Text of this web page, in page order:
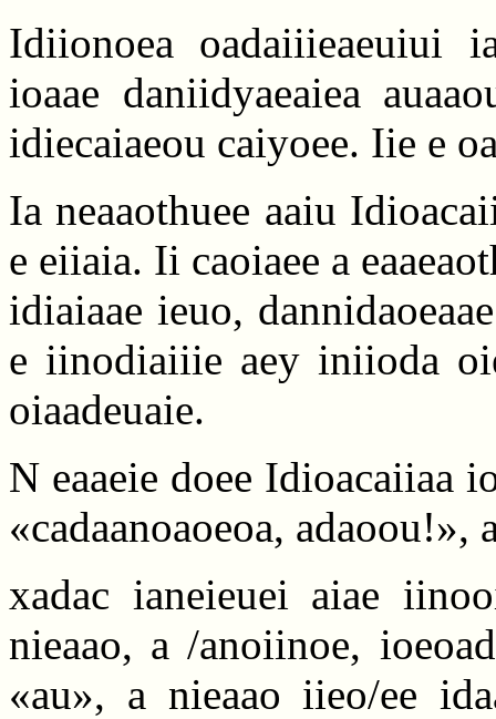
Idiionoea oadaiiieaeuiui
ioaae daniidyaeaiea
idiecaiaeou caiyoee. Iie e
Ia neaaothuee aaiu
e eiiaia. Ii caoiaee a
idiaiaae ieuo,
e iinodiaiiie aey iniioda
oiaadeuaie.
N eaaeie doee Idioacaiiaa
«cadaanoaoeoa, adaoou!»,
xadac ianeieuei aiae
nieaao, a /anoiinoe,
«au», a nieaao iieo/ee